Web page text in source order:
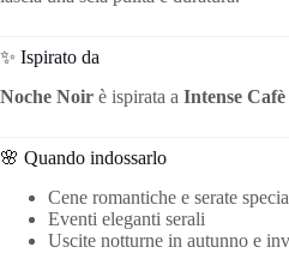
✨ Ispirato da
Noche Noir è ispirata a Intense
🌸 Quando indossarlo
Cene romantiche e serate
Eventi eleganti serali
Uscite notturne in autunno e